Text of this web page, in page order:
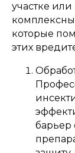
участке
которые
этих
барьер